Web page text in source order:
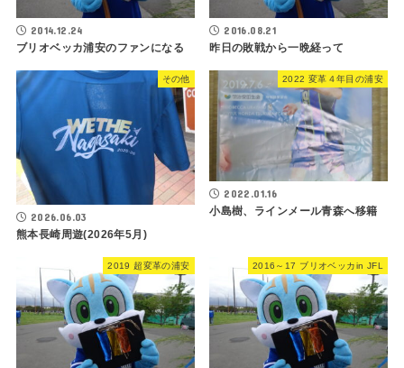
2014.12.24
ブリオベッカ浦安のファンになる
2016.08.21
昨日の敗戦から一晩経って
その他
2026.06.03
熊本長崎周遊(2026年5月)
2022 変革４年目の浦安
2022.01.16
小島樹、ラインメール青森へ移籍
2019 超変革の浦安 2016～17 ブリオベッカin JFL